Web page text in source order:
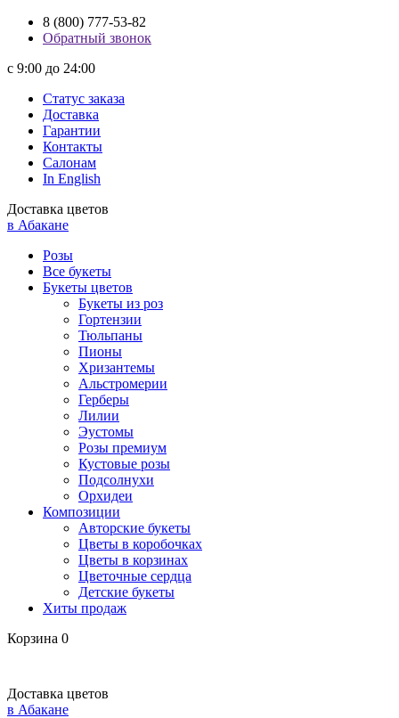
8 (800) 777-53-82
Обратный звонок
с 9:00 до 24:00
Статус заказа
Доставка
Гарантии
Контакты
Салонам
In English
Доставка цветов
в Абакане
Розы
Все букеты
Букеты цветов
Букеты из роз
Гортензии
Тюльпаны
Пионы
Хризантемы
Альстромерии
Герберы
Лилии
Эустомы
Розы премиум
Кустовые розы
Подсолнухи
Орхидеи
Композиции
Авторские букеты
Цветы в коробочках
Цветы в корзинах
Цветочные сердца
Детские букеты
Хиты продаж
Корзина 0
Доставка цветов
в Абакане